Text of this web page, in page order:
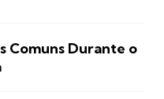
Comuns Durante o